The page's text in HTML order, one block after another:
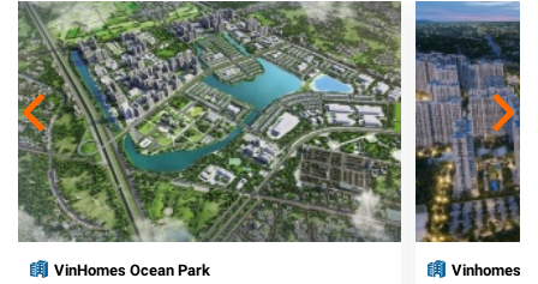
VinHomes Ocean Park
Vinhomes